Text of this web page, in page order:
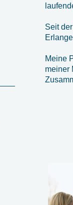
Seit
Meine
meiner